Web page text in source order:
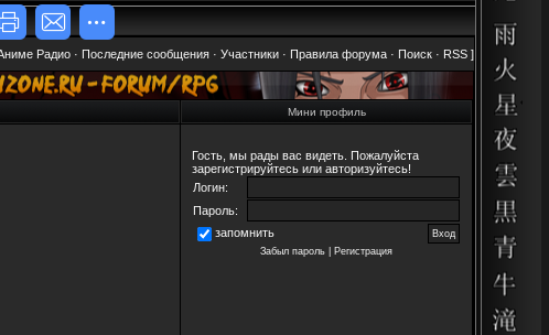
Радио · Последние сообщения · Участники · Правила форума · Поиск · RSS ]
Мини профиль
Гость, мы рады вас видеть. Пожалуйста
зарегистрируйтесь или авторизуйтесь!
Логин:
Пароль:
запомнить
Забыл пароль Регистрация